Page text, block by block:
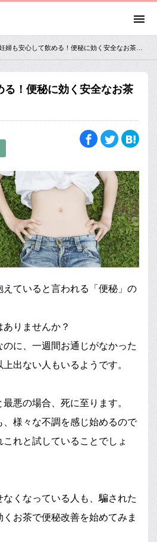
る！便秘に効く安全なお茶
ていると言われる「便秘」の
りませんか？
に、一週間お通じがなかった
出ない人もいるようです。
悪の場合、死に至ります。
、様々な不調を感じ始めるので
れと試していることでしょ
くなっている人も、騙された
お茶で便秘改善を始めてみま